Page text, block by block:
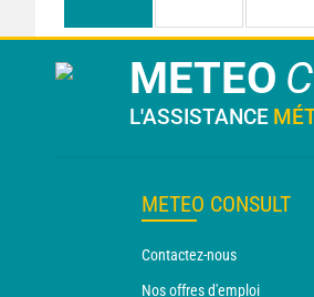
METEO
L'ASSISTANCE
METEO CONSULT
Contactez-nous
Nos offres d'emploi